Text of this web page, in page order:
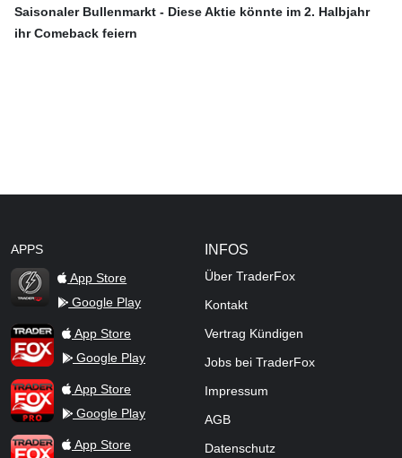
Saisonaler Bullenmarkt - Diese Aktie könnte im 2. Halbjahr
ihr Comeback feiern
APPS
TraderFox Flash
App Store
Google Play
TraderFox AppApp Store
Google Play
TraderFox ProApp Store
Google Play
TraderFox dpa-AFX ProFeed
App Store
INFOS
Über TraderFox
Kontakt
Vertrag Kündigen
Jobs bei TraderFox
Impressum
AGB
Datenschutz